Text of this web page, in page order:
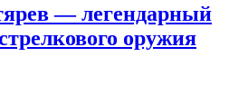
— легендарный
оружия